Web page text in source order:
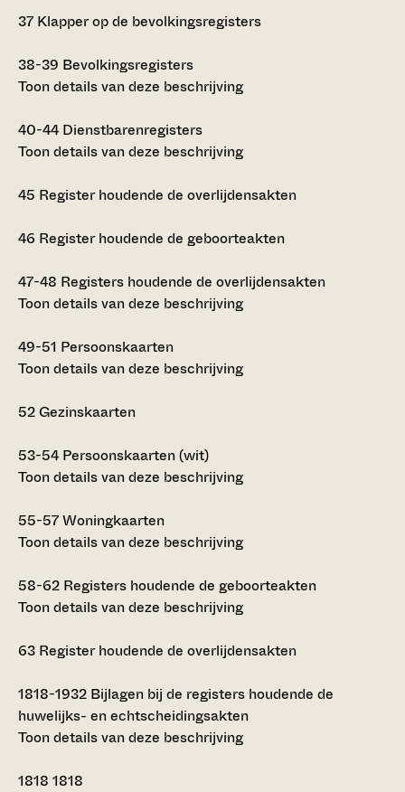
37 Klapper op de bevolkingsregisters
38-39 Bevolkingsregisters
Toon details van deze beschrijving
40-44 Dienstbarenregisters
Toon details van deze beschrijving
45 Register houdende de overlijdensakten
46 Register houdende de geboorteakten
47-48 Registers houdende de overlijdensakten
Toon details van deze beschrijving
49-51 Persoonskaarten
Toon details van deze beschrijving
52Gezinskaarten
53-54 Persoonskaarten (wit)
Toon details van deze beschrijving
55-57Woningkaarten
Toon details van deze beschrijving
58-62 Registers houdende de geboorteakten
Toon details van deze beschrijving
63 Register houdende de overlijdensakten
1818-1932 Bijlagen bij de registers houdende de
huwelijks- en echtscheidingsakten
Toon details van deze beschrijving
1818 1818